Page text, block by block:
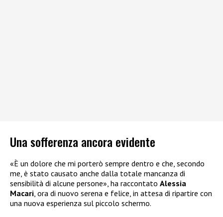
Una sofferenza ancora evidente
«È un dolore che mi porterò sempre dentro e che, secondo
me, è stato causato anche dalla totale mancanza di
sensibilità di alcune persone», ha raccontato Alessia
Macari , ora di nuovo serena e felice, in attesa di ripartire con
una nuova esperienza sul piccolo schermo.